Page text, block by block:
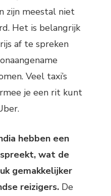
zijn meestal niet
Het is belangrijk
af te spreken
Veel taxi’s
je een rit kunt
hebben een
wat de
gemakkelijker
reizigers. De